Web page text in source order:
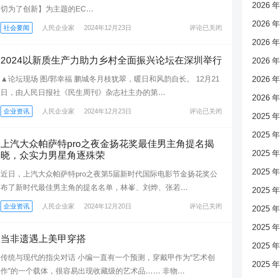
切为了创新】为主题的EC…
社会要闻 人民企业家 2024年12月23日 评论已关闭
2024以新质生产力助力乡村全面振兴论坛在深圳举行
▲论坛现场 图/郭幸福 鹏城冬月枝犹翠，暖日和风韵自长。 12月21
日，由人民日报社《民生周刊》杂志社主办的第…
企业资讯 人民企业家 2024年12月23日 评论已关闭
上汽大众帕萨特pro之夜金扬花奖最佳男主角提名揭
晓，众实力男星角逐殊荣
近日，上汽大众帕萨特pro之夜第5届新时代国际电影节金扬花奖公
布了新时代最佳男主角的提名名单，林峯、刘烨、张若…
企业资讯 人民企业家 2024年12月20日 评论已关闭
当非遗遇上美甲穿搭
传统与现代的指尖对话 小编一直有一个预测，穿戴甲作为“艺术创
作”的一个载体，很容易出现收藏级的艺术品…… 非物…
2026
2026
2026
2026
2026
2026
2025
2025
2025
2025
2025
2025
2025
2025
2025